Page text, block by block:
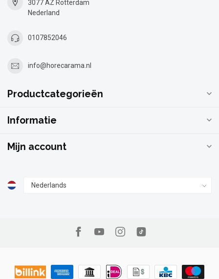
3077 AZ Rotterdam
Nederland
0107852046
info@horecarama.nl
Productcategorieën
Informatie
Mijn account